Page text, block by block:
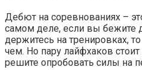
Дебют на соревнованиях –
самом деле, если вы бежите
держитесь на тренировках,
чем. Но пару лайфхаков
решите опробовать силы на